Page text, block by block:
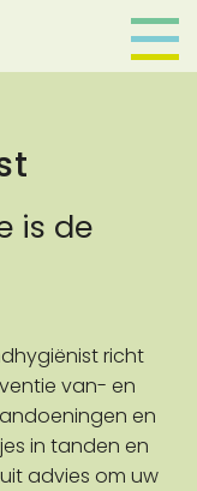
is de
richt
van- en
en
in tanden en
advies om uw